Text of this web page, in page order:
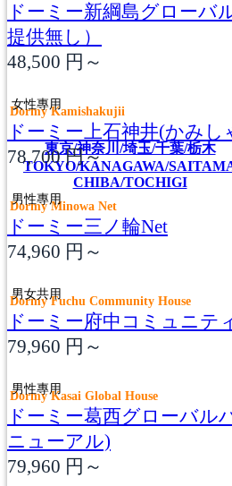
東京/神奈川/埼玉/千葉/栃木
TOKYO/KANAGAWA/
CHIBA/TOCHIGI
ドーミー新綱島グローバ
提供無し）
48,500 円～
女性專用
Dormy Kamishakujii
ドーミー上石神井(かみ
78,700円～
男性專用
Dormy Minowa Net
ドーミー三ノ輪Net
74,960 円～
男女共用
Dormy Fuchu Community House
ドーミー府中コミュニテ
79,960 円～
男性專用
Dormy Kasai Global House
ドーミー葛西グローバル
ニューアル)
79,960 円～